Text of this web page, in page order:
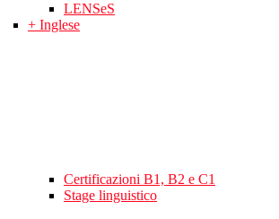
LENSeS
+ Inglese
Certificazioni B1, B2 e C1
Stage linguistico